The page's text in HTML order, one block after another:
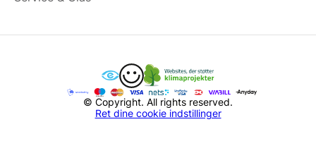
© Copyright. All rights reserved.
Ret dine cookie indstillinger